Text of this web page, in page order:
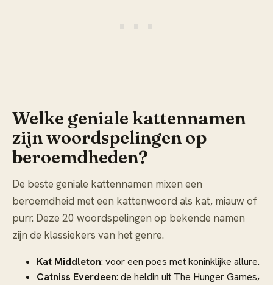
Welke geniale kattennamen
zijn woordspelingen op
beroemdheden?
De beste geniale kattennamen mixen een
beroemdheid met een kattenwoord als kat, miauw of
purr. Deze 20 woordspelingen op bekende namen
zijn de klassiekers van het genre.
Kat Middleton: voor een poes met koninklijke allure.
Catniss Everdeen: de heldin uit The Hunger Games,